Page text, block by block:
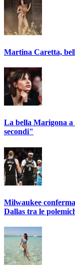
Martina Caretta,
La bella Marigona
secondi"
Milwaukee
Dallas tra le